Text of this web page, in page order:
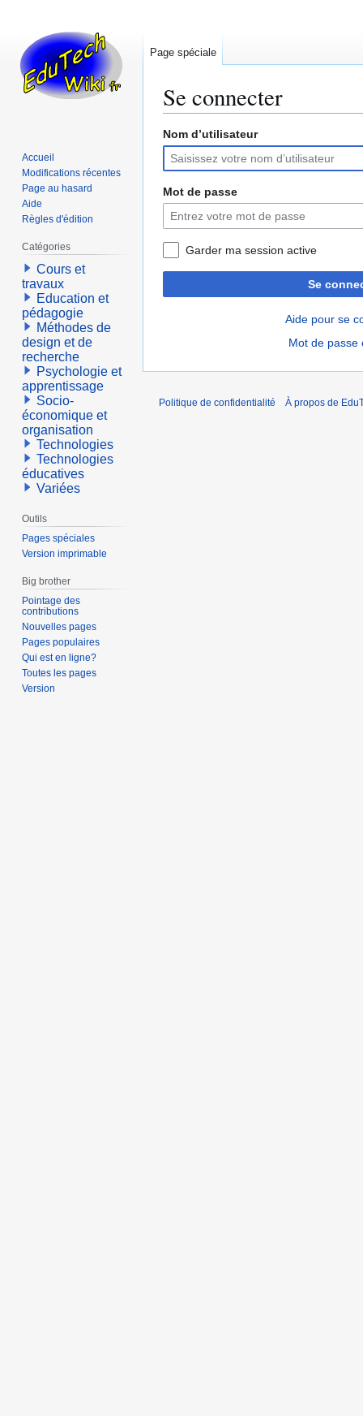
Se connecter
Aller
la
navigation
Aller
la
recherche
Nom d’utilisateur
Mot de passe
Garder ma session active
Se
Aide pour se
Mot de passe
Page spéciale
Accueil
Modifications récentes
Page au hasard
Aide
Règles d'édition
Catégories
Cours et
travaux
Education et
pédagogie
Méthodes de
design et de
recherche
Psychologie et
apprentissage
Socio-
économique et
organisation
Technologies
Technologies
éducatives
Variées
Outils
Pages spéciales
Version imprimable
Big brother
Pointage des
contributions
Nouvelles pages
Pages populaires
Qui est en ligne?
Toutes les pages
Version
Politique de confidentialité À propos de